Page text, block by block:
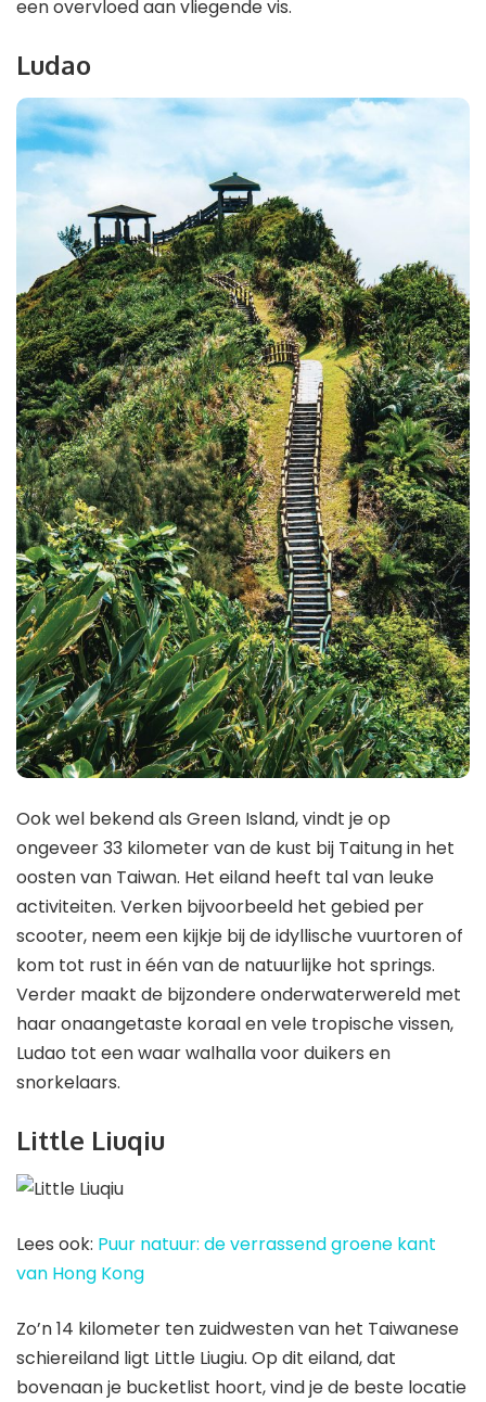
een overvloed aan vliegende vis.
Ludao
Ook wel bekend als Green Island, vindt je op
ongeveer 33 kilometer van de kust bij Taitung in het
oosten van Taiwan. Het eiland heeft tal van leuke
activiteiten. Verken bijvoorbeeld het gebied per
scooter, neem een kijkje bij de idyllische vuurtoren of
kom tot rust in één van de natuurlijke hot springs.
Verder maakt de bijzondere onderwaterwereld met
haar onaangetaste koraal en vele tropische vissen,
Ludao tot een waar walhalla voor duikers en
snorkelaars.
Little Liuqiu
Lees ook: Puur natuur: de verrassend groene kant
van Hong Kong
Zo’n 14 kilometer ten zuidwesten van het Taiwanese
schiereiland ligt Little Liugiu. Op dit eiland, dat
bovenaan je bucketlist hoort, vind je de beste locatie